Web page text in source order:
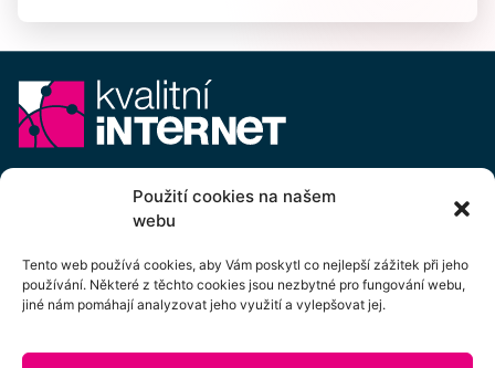
Použití cookies na našem
webu
Tento web používá cookies, aby Vám poskytl co nejlepší zážitek při jeho
používání. Některé z těchto cookies jsou nezbytné pro fungování webu,
jiné nám pomáhají analyzovat jeho využití a vylepšovat jej.
info@kvalitni-internet.cz
pobočného spolku Kvalitní internet ICTP, z.s.
Cenový výměr pobočného spolku Kvalitní internet ICTP, z.s.
Přihlášení k odběru newsletteru